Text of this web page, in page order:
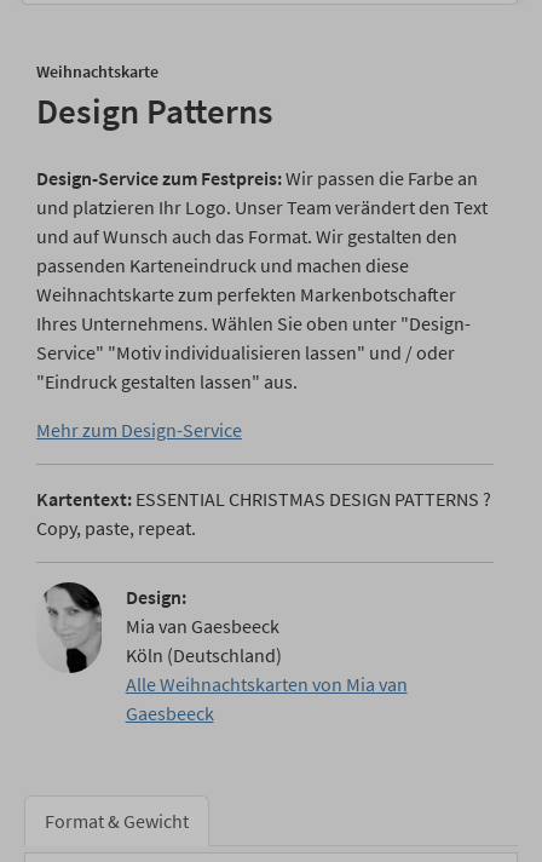
Weihnachtskarte
Design Patterns
Design-Service zum Festpreis:Wir passen die Farbe an
und platzieren Ihr Logo. Unser Team verändert den Text
und auf Wunsch auch das Format. Wir gestalten den
passenden Karteneindruck und machen diese
Weihnachtskarte zum perfekten Markenbotschafter
Ihres Unternehmens. Wählen Sie oben unter "Design-
Service" "Motiv individualisieren lassen" und / oder
"Eindruck gestalten lassen" aus.
Mehr zum Design-Service
Kartentext: ESSENTIAL CHRISTMAS DESIGN PATTERNS ?
Copy, paste, repeat.
Design:
Mia van Gaesbeeck
Köln (Deutschland)
Alle Weihnachtskarten von Mia van
Gaesbeeck
Format & Gewicht